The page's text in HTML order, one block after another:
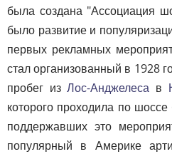
была создана "Ассоциация
было развитие и
первых рекламных
стал организованный в 1928
пробег изЛос-Анджелеса в
которого проходила по
поддержавших это
популярный в Америке